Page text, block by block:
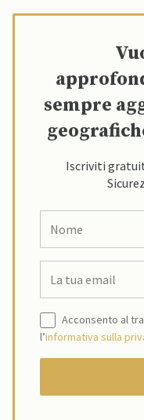
sempre
Iscriviti
Acconsento al
l’informativa sulla